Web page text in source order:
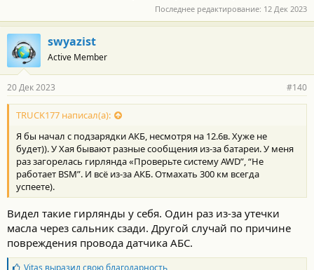
Последнее редактирование: 12 Дек 2023
swyazist
Active Member
20 Дек 2023 #140
TRUCK177 написал(а):
Я бы начал с подзарядки АКБ, несмотря на 12.6в. Хуже не
будет)). У Хая бывают разные сообщения из-за батареи. У меня
раз загорелась гирлянда «Проверьте систему AWD”, “Не
работает BSM”. И всё из-за АКБ. Отмахать 300 км всегда
успеете).
Видел такие гирлянды у себя. Один раз из-за утечки
масла через сальник сзади. Другой случай по причине
повреждения провода датчика АБС.
Б
Vitas выразил свою благодарность